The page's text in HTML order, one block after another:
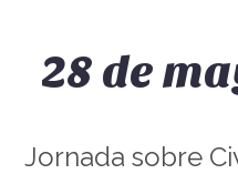
28 de
Jornada sobre